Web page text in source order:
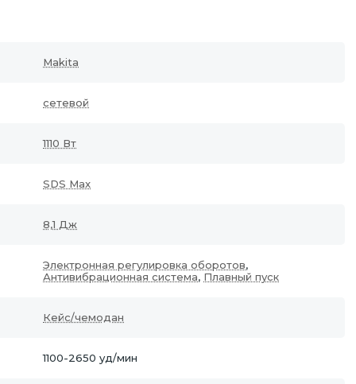
Makita
сетевой
1110 Вт
SDS Max
8,1 Дж
Электронная регулировка оборотов,
Антивибрационная система, Плавный пуск
Кейс/чемодан
1100-2650 уд/мин